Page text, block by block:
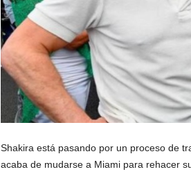
Shakira está pasando por un proceso de
acaba de mudarse a Miami para rehacer